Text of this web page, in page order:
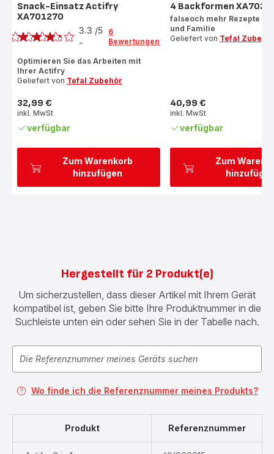
Zum Warenkorb
hinzufügen
Snack-Einsatz Actifry
XA701270
Bewertung
3.3 /5
-
6
Bewertungen
Optimieren Sie das Arbeiten mit
Ihrer Actifry
Geliefert von Tefal Zubehör
Preis
32,99 €
inkl. MwSt
verfügbar
Zum
4 Backformen
falseoch mehr Rezepte
und Familie
Geliefert von Tefal
Preis
40,99 €
inkl. MwSt
verfügbar
Hergestellt für 2 Produkt(e)
Um sicherzustellen, dass dieser Artikel mit Ihrem Gerät
kompatibel ist, geben Sie bitte Ihre Produktnummer in die
Suchleiste unten ein oder sehen Sie in der Tabelle nach.
Wo finde ich die Referenznummer meines Produkts?
Produkt Referenznummer